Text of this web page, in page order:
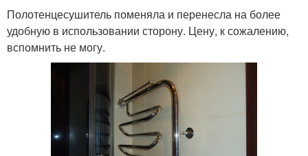
Полотенцесушитель поменяла и перенесла на более
удобную в использовании сторону. Цену, к сожалению,
вспомнить не могу.